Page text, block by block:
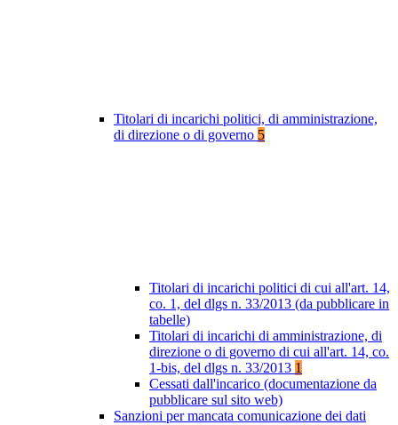
Titolari di incarichi politici, di amministrazione,
di direzione o di governo 5
Titolari di incarichi politici di cui all'art. 14,
co. 1, del dlgs n. 33/2013 (da pubblicare in
tabelle)
Titolari di incarichi di amministrazione, di
direzione o di governo di cui all'art. 14, co.
1-bis, del dlgs n. 33/2013 1
Cessati dall'incarico (documentazione da
pubblicare sul sito web)
Sanzioni per mancata comunicazione dei dati